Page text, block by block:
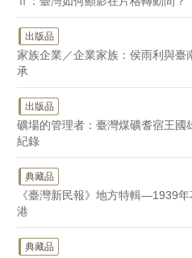
出版品
家族企業／企業家族：侯雨利與臺
承
出版品
礦場的管理者：臺灣煤礦耆宿王國
紀錄
典藏品
《臺灣新民報》地方特輯—1939年
港
典藏品